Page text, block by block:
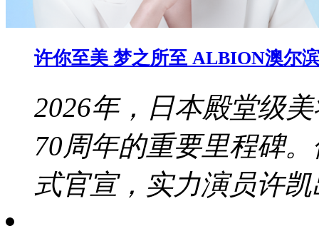
许你至美 梦之所至 ALBION澳尔
2026年，日本殿堂级
70周年的重要里程碑
式官宣，实力演员许